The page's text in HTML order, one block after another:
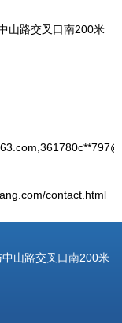
山路交叉口南200米
,361780c**
contact.html
山路交叉口南200米